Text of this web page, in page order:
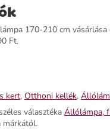
BOW II állólámpa elérhető
az otthonod
170-210 cm
fali lámpa
170-210 cm
Ft.
kert, Otthoni kellék,
választéka Állólámpa,
márkától.